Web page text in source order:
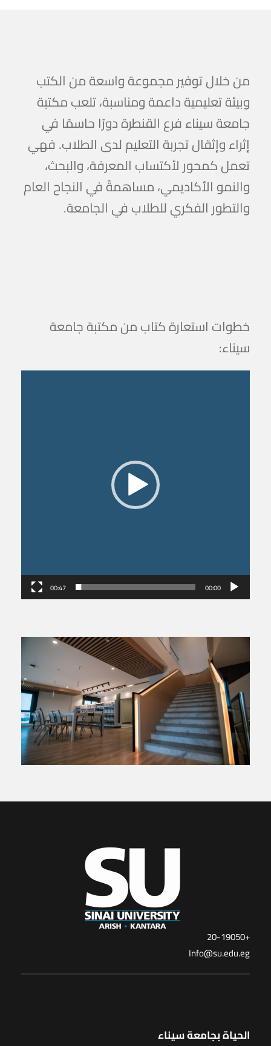
من خلال توفير مجموعة واسعة من الكتب
وبيئة تعليمية داعمة ومناسبة، تلعب مكتبة
جامعة سيناء فرع القنطرة دورًا حاسمًا في
إثراء وإثقال تجربة التعليم لدى الطلاب. فهي
تعمل كمحور لأكتساب المعرفة، والبحث،
والنمو الأكاديمي، مساهمةً في النجاح العام
والتطور الفكري للطلاب في الجامعة.
خطوات استعارة كتاب من مكتبة جامعة
سيناء:
00:00
00:47
+20-19050
Info@su.edu.eg
الحياة بجامعة سيناء